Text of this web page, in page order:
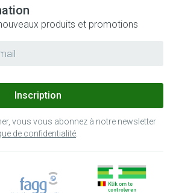
produits et promotions
Inscription
vous vous abonnez à notre newsletter
de confidentialité